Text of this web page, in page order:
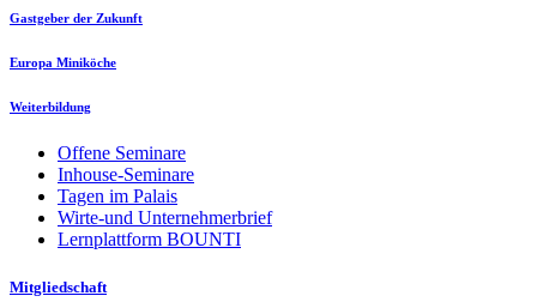
Gastgeber der Zukunft
Europa Miniköche
Weiterbildung
Offene Seminare
Inhouse-Seminare
Tagen im Palais
Wirte-und Unternehmerbrief
Lernplattform BOUNTI
Mitgliedschaft